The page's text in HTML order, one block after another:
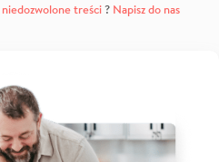
niedozwolone treści? Napisz do nas